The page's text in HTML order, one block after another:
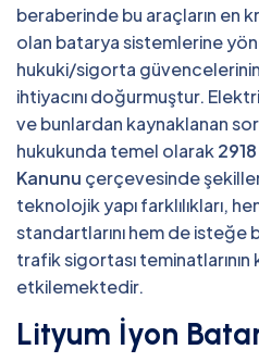
beraberinde bu araçların en
olan batarya sistemlerine
hukuki/sigorta güvencelerinin
ihtiyacını doğurmuştur.
ve bunlardan kaynaklanan
hukukunda temel olarak
Kanunu çerçevesinde
teknolojik yapı farklılıkları,
standartlarını hem de isteğe
trafik sigortası teminatlarının
etkilemektedir.
Lityum İyon